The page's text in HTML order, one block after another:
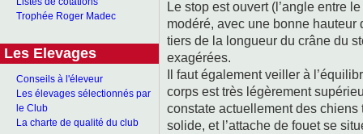
Trophée Roger Madec
Les Elevages
Conseils à l'éleveur
Les élevages sélectionnés par
le Club
La charte de qualité du club
Le stop est ouvert (l’angle entre
modéré, avec une bonne hauteur
tiers de la longueur du crâne du
exagérées.
Il faut également veiller à
corps est très légèrement
constate actuellement des
solide, et l’attache de fouet se